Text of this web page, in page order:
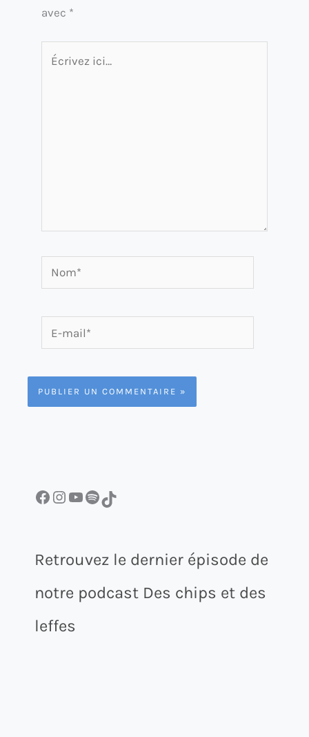
avec *
Écrivez
Nom*
mail*
Facebook InstagramYouTube Spotify TikTok
Retrouvez le dernier épisode de
notre podcast Des chips et des
leffes